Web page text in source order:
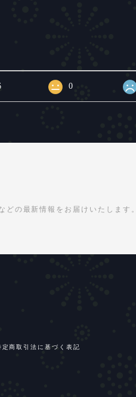
0
どの最新情報をお届けいたします。
定商取引法に基づく表記